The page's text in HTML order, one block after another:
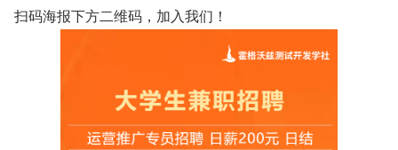
扫码海报下方二维码，加入我们！